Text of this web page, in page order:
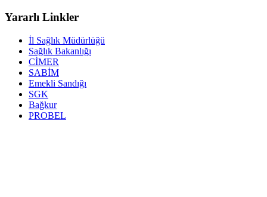
Yararlı Linkler
İl Sağlık Müdürlüğü
Sağlık Bakanlığı
CİMER
SABİM
Emekli Sandığı
SGK
Bağkur
PROBEL